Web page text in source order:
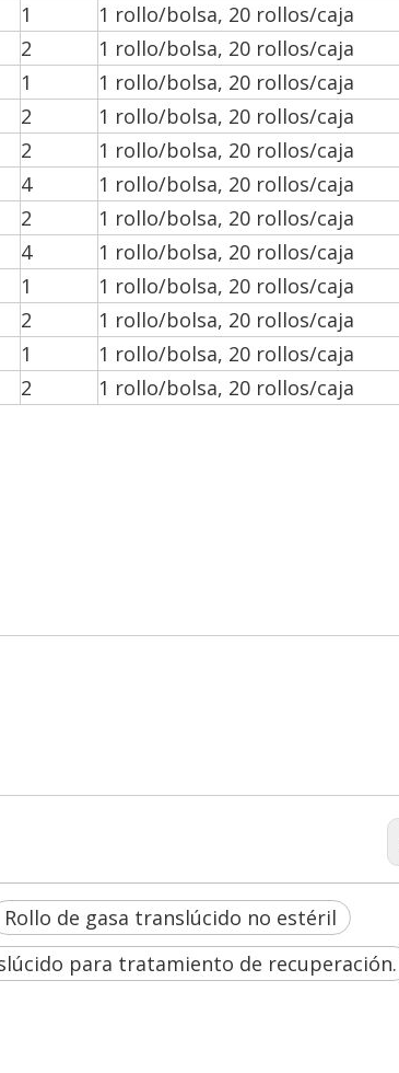
1
1 rollo/bolsa, 20 rollos/caja
2
1 rollo/bolsa, 20 rollos/caja
1
1 rollo/bolsa, 20 rollos/caja
2 1 rollo/bolsa, 20 rollos/caja
2
1 rollo/bolsa, 20 rollos/caja
4
1 rollo/bolsa, 20 rollos/caja
2
1 rollo/bolsa, 20 rollos/caja
4 1 rollo/bolsa, 20 rollos/caja
1
1 rollo/bolsa, 20 rollos/caja
2
1 rollo/bolsa, 20 rollos/caja
1
1 rollo/bolsa, 20 rollos/caja
2
1 rollo/bolsa, 20 rollos/caja
Rollo de gasa translúcido no estéril
para tratamiento de recuperación.